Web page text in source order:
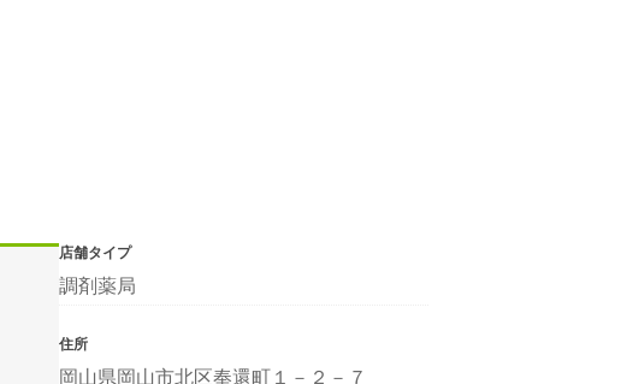
店舗タイプ
調剤薬局
住所
岡山県岡山市北区奉還町１－２－７